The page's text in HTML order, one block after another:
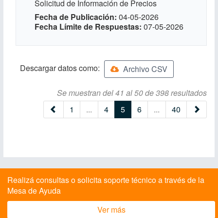
Solicitud de Información de Precios
Fecha de Publicación 04-05-2026
Fecha Límite de Respuestas 07-05-2026
Descargar datos como: Archivo CSV
Se muestran del 41 al 50 de 398 resultados
1
... 4 5(current)
6 ... 40
Realizá consultas o solicita soporte técnico a través de la
Mesa de Ayuda
Ver más